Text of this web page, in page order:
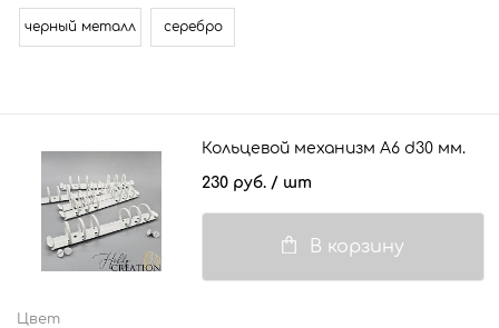
черный металл серебро
Кольцевой механизм А6 d30 мм.
230 руб. / шт
В корзину
Цвет